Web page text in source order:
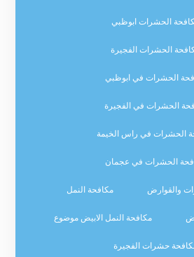
الحشرات ابوظبي
الحشرات الفجيرة
الحشرات في ابوظبي
الحشرات في الفجيرة
الحشرات في راس الخيمة
الحشرات في عجمان
والقوارض مكافحة النمل
مكافحة النمل الابيض موضوع
حشرات الفجيرة